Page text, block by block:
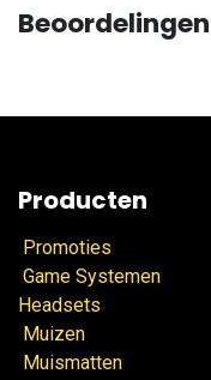
Beoordelingen
Producten
Promoties
Game Systemen
Headsets
Muizen
Muismatten